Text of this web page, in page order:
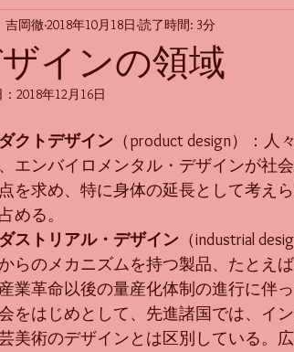
インの領域
吉岡徹2018年10月18日 読了時間: 3分
2018年12月16日
クトデザイン （product design）：
エンバイロメンタル・デザインが社
を求め、特に身体の延長として考え
める。
ストリアル・デザイン （industrial
らのメカニズムを持つ製品、たとえ
業革命以後の量産化体制の進行に伴
をはじめとして、先進諸国では、イ
美術のデザインとは区別している。